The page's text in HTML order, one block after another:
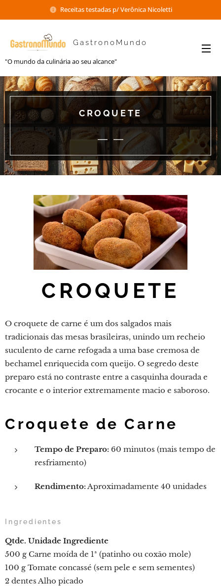
Receitas testadas p/ Verônica Nicoletti
GastronoMundo
"O mundo da culinária ao seu alcance"
CROQUETE
CROQUETE
O croquete de carne é um dos salgados mais
tradicionais das mesas brasileiras, unindo um recheio
suculento de carne refogada a uma base cremosa de
bechamel enriquecida com queijo. O segredo deste
preparo está no contraste entre a casquinha dourada e
crocante e o interior extremamente macio e saboroso.
Croquete de Carne
Tempo de Preparo: 60 minutos (mais tempo de
resfriamento)
Rendimento: Aproximadamente 40 unidades
Ingredientes
Qtde. Unidade Ingrediente
500 g Carne moída de 1ª (patinho ou coxão mole)
100 g Tomate concassé (sem pele e sem sementes)
2 dentes Alho picado